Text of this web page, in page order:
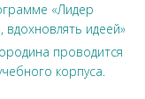
«Лидер
вдохновлять идеей»
проводится
корпуса.